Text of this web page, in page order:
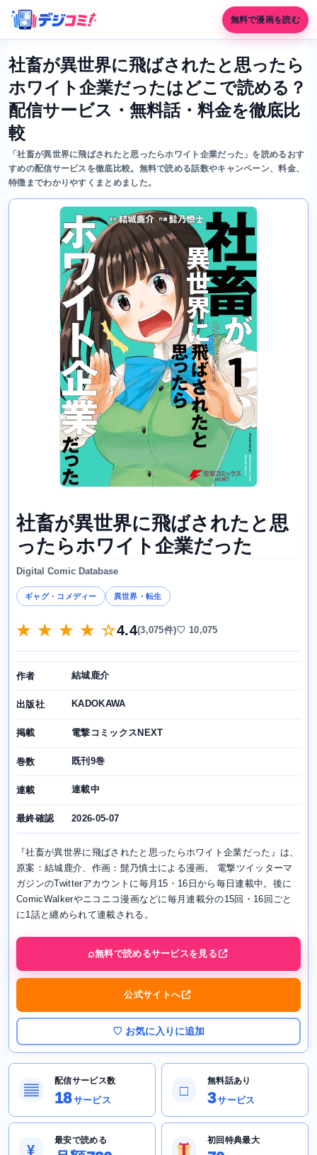
無料で漫画を読む
社畜が異世界に飛ばされたと思ったら
ホワイト企業だったはどこで読める？
配信サービス・無料話・料金を徹底比
較
「社畜が異世界に飛ばされたと思ったらホワイト企業だった」を読めるおす
すめの配信サービスを徹底比較。無料で読める話数やキャンペーン、料金、
特徴までわかりやすくまとめました。
社畜が異世界に飛ばされたと思
ったらホワイト企業だった
Digital Comic Database
ギャグ・コメディー 異世界・転生
★ ★ ★ ★ ☆4.4(3,075件)♡ 10,075
作者 結城鹿介
出版社 KADOKAWA
掲載 電撃コミックスNEXT
巻数 既刊9巻
連載 連載中
最終確認 2026-05-07
『社畜が異世界に飛ばされたと思ったらホワイト企業だった』は、
原案：結城鹿介、作画：髭乃慎士による漫画。 電撃ツイッターマ
ガジンのTwitterアカウントに毎月15・16日から毎日連載中。後に
ComicWalkerやニコニコ漫画などに毎月連載分の15回・16回ごと
に1話と纏められて連載される。
無料で読めるサービスを見る
公式サイトへ
♡ お気に入りに追加
▤
配信サービス数
18サービス
□
無料話あり
3サービス
¥
最安で読める 初回特典最大